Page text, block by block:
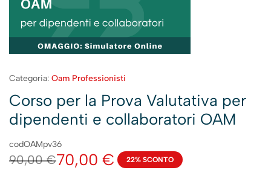
Categoria: Oam Professionisti
Corso per la Prova Valutativa per
dipendenti e collaboratori OAM
codOAMpv36
90,00€70,00 € 22% SCONTO